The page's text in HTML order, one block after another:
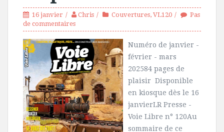
16 janvier Chris Couvertures, VL120
Pas
de commentaires
Numéro de janvier -
février - mars
202584 pages de
plaisir Disponible
en kiosque dès le 16
janvierLR Presse -
Voie Libre n° 120Au
sommaire de ce